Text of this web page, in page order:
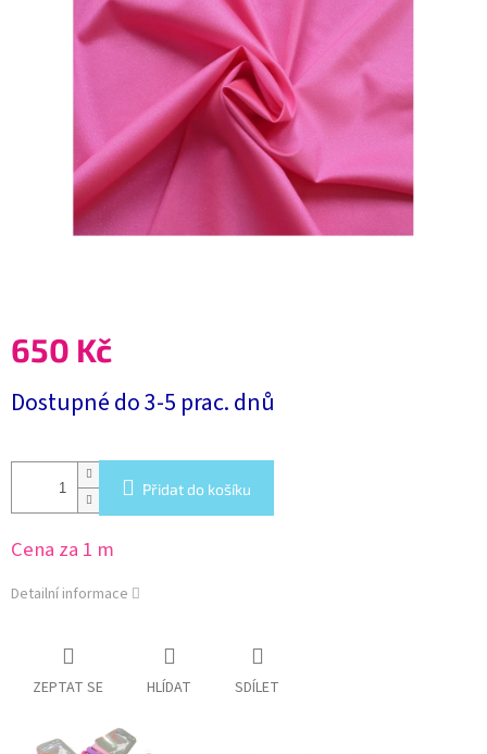
650 Kč
cena:
Dostupné do 3-5 prac. dnů
Přidat do košíku
Cena za 1 m
Detailní informace
ZEPTAT SE HLÍDAT SDÍLET